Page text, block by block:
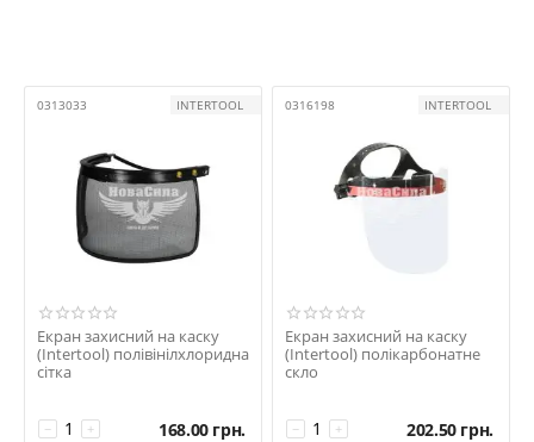
0313033 INTERTOOL
Екран захисний на каску
(Intertool) полівінілхлоридна
сітка
+
− 168.00 грн.
0316198 INTERTOOL
Екран захисний на каску
(Intertool) полікарбонатне
скло
+
− 202.50 грн.